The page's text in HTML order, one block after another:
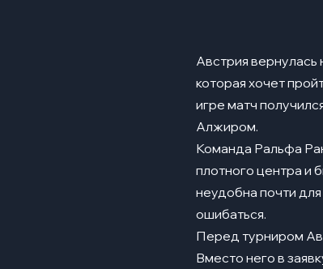
Давид
Марсель
Марко
Сильные
07 Слабые
Австрия вернулась
которая хочет
игре матч
Алжиром.
Команда Ральфа
плотного центра и
неудобна почти
ошибаться.
Перед турниром
Вместо него в